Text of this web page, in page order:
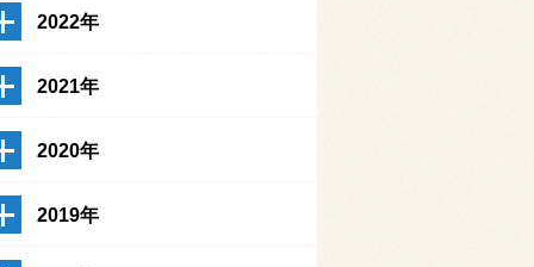
2022年
2021年
2020年
2019年